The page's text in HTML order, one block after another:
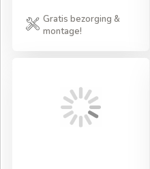
Gratis bezorging &
montage!